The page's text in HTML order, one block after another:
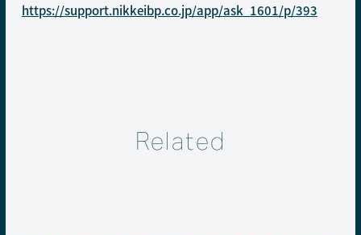
https://support.nikkeibp.co.jp/app/ask_1601/p/393
Related